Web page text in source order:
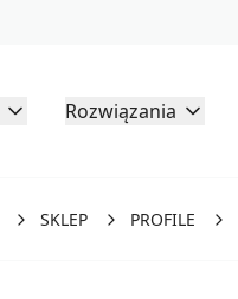
Rozwiązania
SKLEP PROFILE